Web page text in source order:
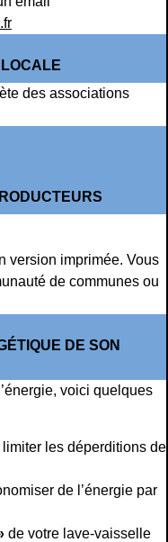
des associations
version imprimée. Vous
de communes ou
DE SON
voici quelques
limiter les déperditions de
de l’énergie par
de votre lave-vaisselle